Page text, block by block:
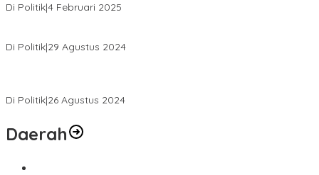
Di Politik|4 Februari 2025
Di Politik|29 Agustus 2024
Di Politik|26 Agustus 2024
Daerah